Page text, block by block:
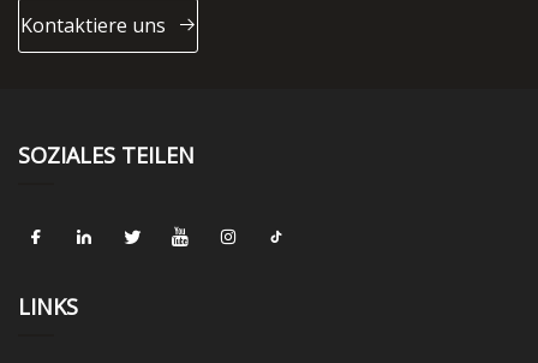
Kontaktiere uns
SOZIALES TEILEN
LINKS